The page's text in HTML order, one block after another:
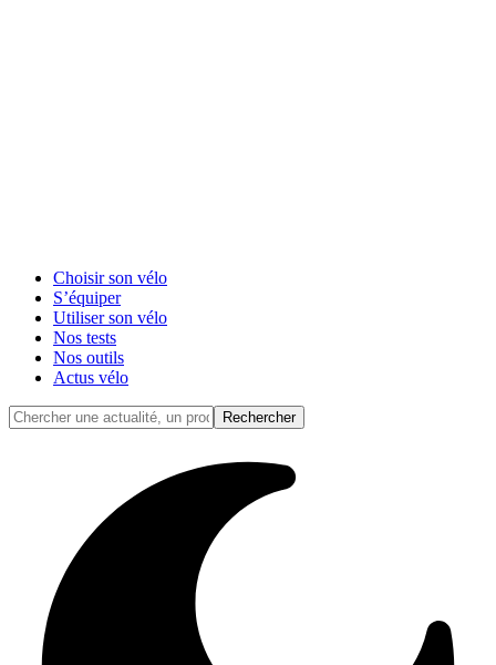
Choisir son vélo
S’équiper
Utiliser son vélo
Nos tests
Nos outils
Actus vélo